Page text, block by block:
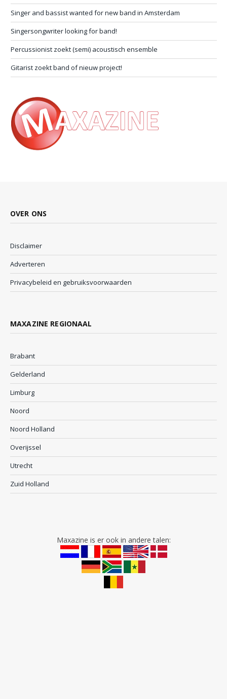
Singer and bassist wanted for new band in Amsterdam
Singersongwriter looking for band!
Percussionist zoekt (semi) acoustisch ensemble
Gitarist zoekt band of nieuw project!
OVER ONS
Disclaimer
Adverteren
Privacybeleid en gebruiksvoorwaarden
MAXAZINE REGIONAAL
Brabant
Gelderland
Limburg
Noord
Noord Holland
Overijssel
Utrecht
Zuid Holland
Maxazine is er ook in andere talen: